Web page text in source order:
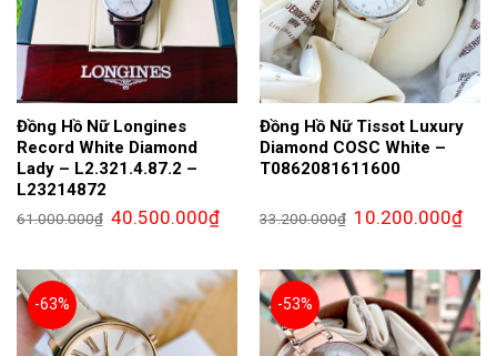
Đồng Hồ Nữ Longines
Record White Diamond
Lady – L2.321.4.87.2 –
L23214872
61.000.000₫ Giá
gốc
40.500.000₫Giá
hiện
40.500.000₫.
Đồng Hồ Nữ Tissot Luxury
Diamond COSC White –
T0862081611600
33.200.000₫ Giá
gốc
10.200.000₫Giá
hiện
-63%
-53%